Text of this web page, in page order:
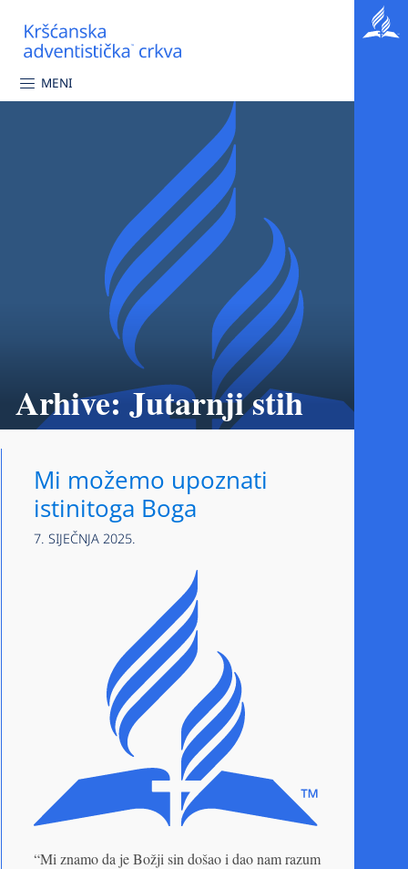
MENI
Arhive:Jutarnji stih
Mi možemo upoznati
istinitoga Boga
7. SIJEČNJA 2025.
“Mi znamo da je Božji sin došao i dao nam razum